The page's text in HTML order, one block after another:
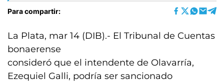
Para compartir:
La Plata, mar 14 (DIB).- El Tribunal de Cuentas
bonaerense
consideró que el intendente de Olavarría,
Ezequiel Galli, podría ser sancionado